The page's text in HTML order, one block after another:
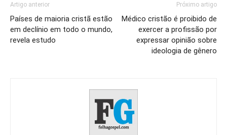
Artigo anterior
Países de maioria cristã estão
em declínio em todo o mundo,
revela estudo
Próximo artigo
Médico cristão é proibido de
exercer a profissão por
expressar opinião sobre
ideologia de gênero